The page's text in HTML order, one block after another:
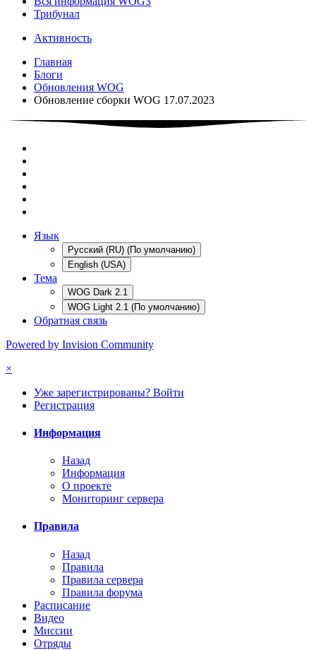
Трибунал
Активность
Главная
Блоги
Обновления WOG
Обновление сборки WOG 17.07.2023
Язык
Русский (RU) (По умолчанию)
English (USA)
Тема
WOG Dark 2.1
WOG Light 2.1 (По умолчанию)
Обратная связь
Powered by Invision Community
×
Уже зарегистрированы? Войти
Регистрация
Информация
Назад
Информация
О проекте
Мониторинг сервера
Правила
Назад
Правила
Правила сервера
Правила форума
Расписание
Видео
Миссии
Отряды